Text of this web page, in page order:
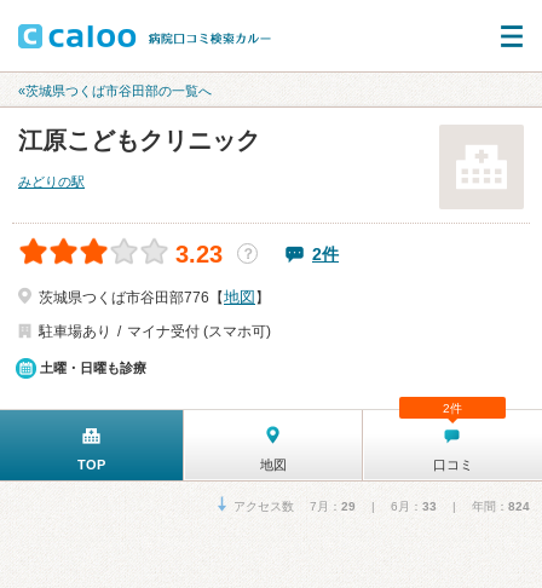
«茨城県つくば市谷田部の一覧へ
江原こどもクリニック
みどりの駅
3.23 ？ 2件
茨城県つくば市谷田部776【地図 】
駐車場あり
マイナ受付 (スマホ可)
土曜・日曜も診療
TOP 地図 口コミ
2件
アクセス数 7月： 29 | 6月： 33 | 年間： 824